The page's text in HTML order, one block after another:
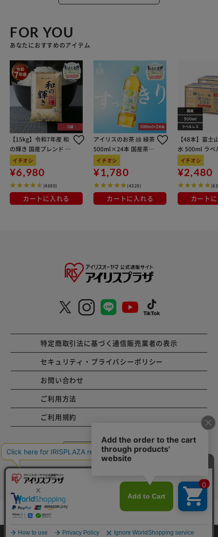
FOR YOU
あなたにおすすめのアイテム
【15kg】令和7年産 和
の輝き 国産ブレンド 5
kg×3袋
イチオシ
¥6,980
(4690)
カートに入れる
アイリスのお茶 綠 緑茶
500ml×24本 国産茶葉
100％使用
イチオシ
¥1,780
(4329)
カートに入れる
【48本】富士
水 500ml ラベ
イチオシ
¥2,480
カート
特定商取引法に基づく通信販売業者の表示
セキュリティ・プライバシーポリシー
お問い合わせ
ご利用方法
ご利用規約
コーポレートサイト
Copyright © 2001 IRISPLAZA. ALL Rights Reserved.